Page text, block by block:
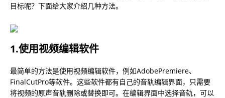
目标呢？下面给大家介绍几种方法。
1.使用视频编辑软件
最简单的方法是使用视频编辑软件，例如AdobePremiere、
FinalCutPro等软件。这些软件都有自己的音轨编辑界面，只需要
将视频的原声音轨删除或替换即可。在编辑界面中选择音轨，可以